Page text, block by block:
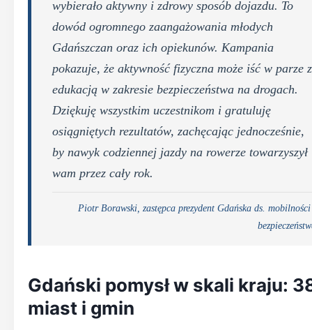
wybierało aktywny i zdrowy sposób dojazdu. To
dowód ogromnego zaangażowania młodych
Gdańszczan oraz ich opiekunów. Kampania
pokazuje, że aktywność fizyczna może iść w parze z
edukacją w zakresie bezpieczeństwa na drogach.
Dziękuję wszystkim uczestnikom i gratuluję
osiągniętych rezultatów, zachęcając jednocześnie,
by nawyk codziennej jazdy na rowerze towarzyszył
wam przez cały rok.
Piotr Borawski, zastępca prezydent Gdańska ds.
Gdański pomysł w skali kraju:
miast i gmin